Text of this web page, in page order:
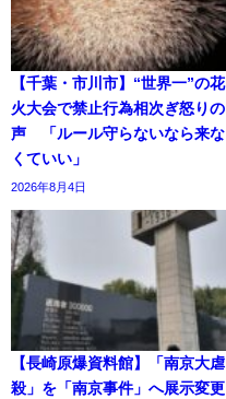
【千葉・市川市】“世界一”の花
火大会で禁止行為相次ぎ怒りの
声 「ルール守らないなら来な
くていい」
2026年8月4日
【長崎原爆資料館】「南京大虐
殺」を「南京事件」へ展示変更